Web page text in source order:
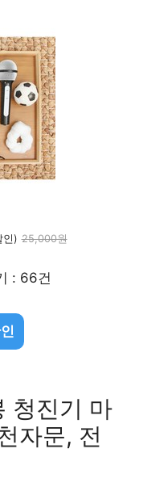
인) 25,000원
: 66건
청진기 마
자문, 전